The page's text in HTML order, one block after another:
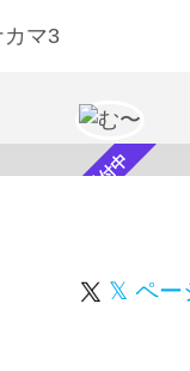
スカウト受付中
𝕏 ペー